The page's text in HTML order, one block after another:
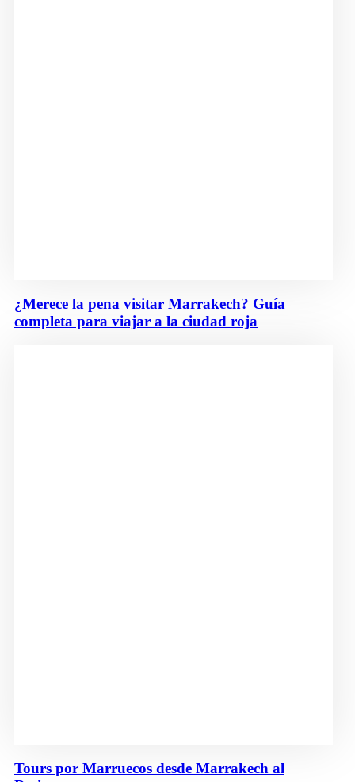
¿Merece la pena visitar Marrakech? Guía
completa para viajar a la ciudad roja
Tours por Marruecos desde Marrakech al